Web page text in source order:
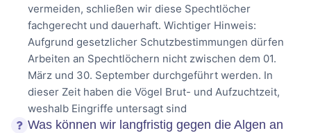
vermeiden, schließen wir diese Spechtlöcher
fachgerecht und dauerhaft. Wichtiger Hinweis:
Aufgrund gesetzlicher Schutzbestimmungen dürfen
Arbeiten an Spechtlöchern nicht zwischen dem 01.
März und 30. September durchgeführt werden. In
dieser Zeit haben die Vögel Brut- und Aufzuchtzeit,
weshalb Eingriffe untersagt sind
Was können wir langfristig gegen die Algen an